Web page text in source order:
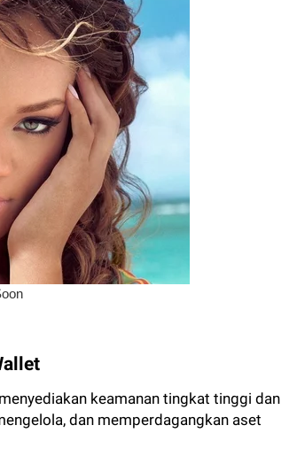
keamanan tingkat tinggi dan
dan memperdagangkan aset